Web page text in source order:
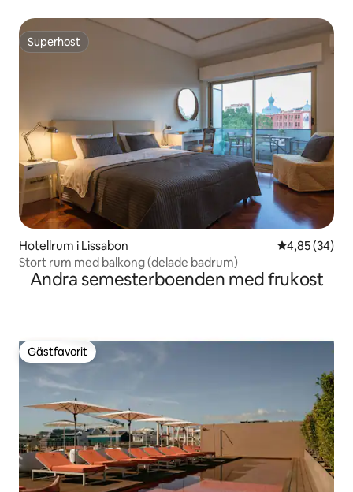
Superhost
Superhost
Hotellrum i Lissabon 4,85 av 5 i
4,85 (34)
Stort rum med balkong (delade badrum)
Andra semesterboenden med frukost
Gästfavorit
Gästfavorit